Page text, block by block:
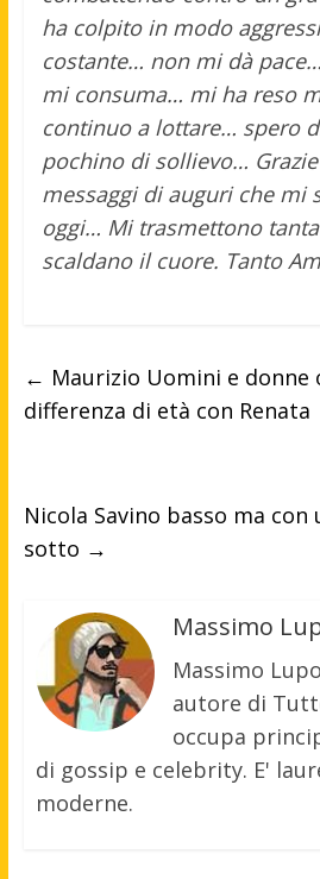
ha colpito in modo
costante… non mi dà
mi consuma… mi ha reso
continuo a lottare… spero
pochino di sollievo…
messaggi di auguri che mi
oggi… Mi trasmettono
scaldano il cuore. Tanto
← Maurizio Uomini e donne
differenza di età con Renata
Nicola Savino basso ma
sotto →
Massimo
Massimo
autore di
occupa
di gossip e celebrity. E'
moderne.